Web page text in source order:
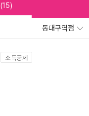
(15)
동대구역점
소득공제